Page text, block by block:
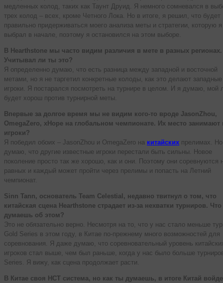
медленных колод, таких как Таунт Друид. Я немного сомневался в
трех колод – всех, кроме Четного Лока. Но в итоге, я решил, что будет
правильно придерживаться моего анализа меты и стратегии, которую я
выбрал в начале, поэтому я остановился на этом выборе.
В Hearthstone мы часто видим различия в мете в разных регионах.
Учитывал ли ты это?
Я определенно думаю, что есть разница между западной и восточной
метами, но я не таргетил конкретные колоды, как это делают западные
игроки. Я постарался посмотреть на турнире в целом. И я думаю, мой
будет хорош против турнирной меты.
Впервые за долгое время мы не видим кого-то вроде JasonZhou,
OmegaZero, xHope на глобальном чемпионате. Их место
игроки?
Я победил обоих – JasonZhou и OmegaZero на китайских прелимах.
думаю, что другие известные игроки перестали быть сильны. Новое
поколение просто так же хорошо, как и они. Поэтому они соревнуются
равных и каждый может пройти через прелимы и попасть на Летний
чемпионат.
Sinn Tann, основатель Team Celestial, недавно твитнул о том, что
китайская сцена Hearthstone страдает из-за нехватки турниров.
думаешь об этом?
Это не обязательно верно. Несмотря на то, что у нас стало меньше
Gold Series в этом году, в Китае по-прежнему много возможностей для
соревнования. Я даже думаю, что соревновательный уровень
игроков стал выше, чем был раньше, когда у нас было больше
Series. Я вижу, как сцена продолжает расти.
В Китае своя HCT система, но как ты думаешь, в итоге Китай